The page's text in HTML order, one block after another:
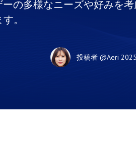
の多様なニーズや好みを考
。
投稿者 @Aeri